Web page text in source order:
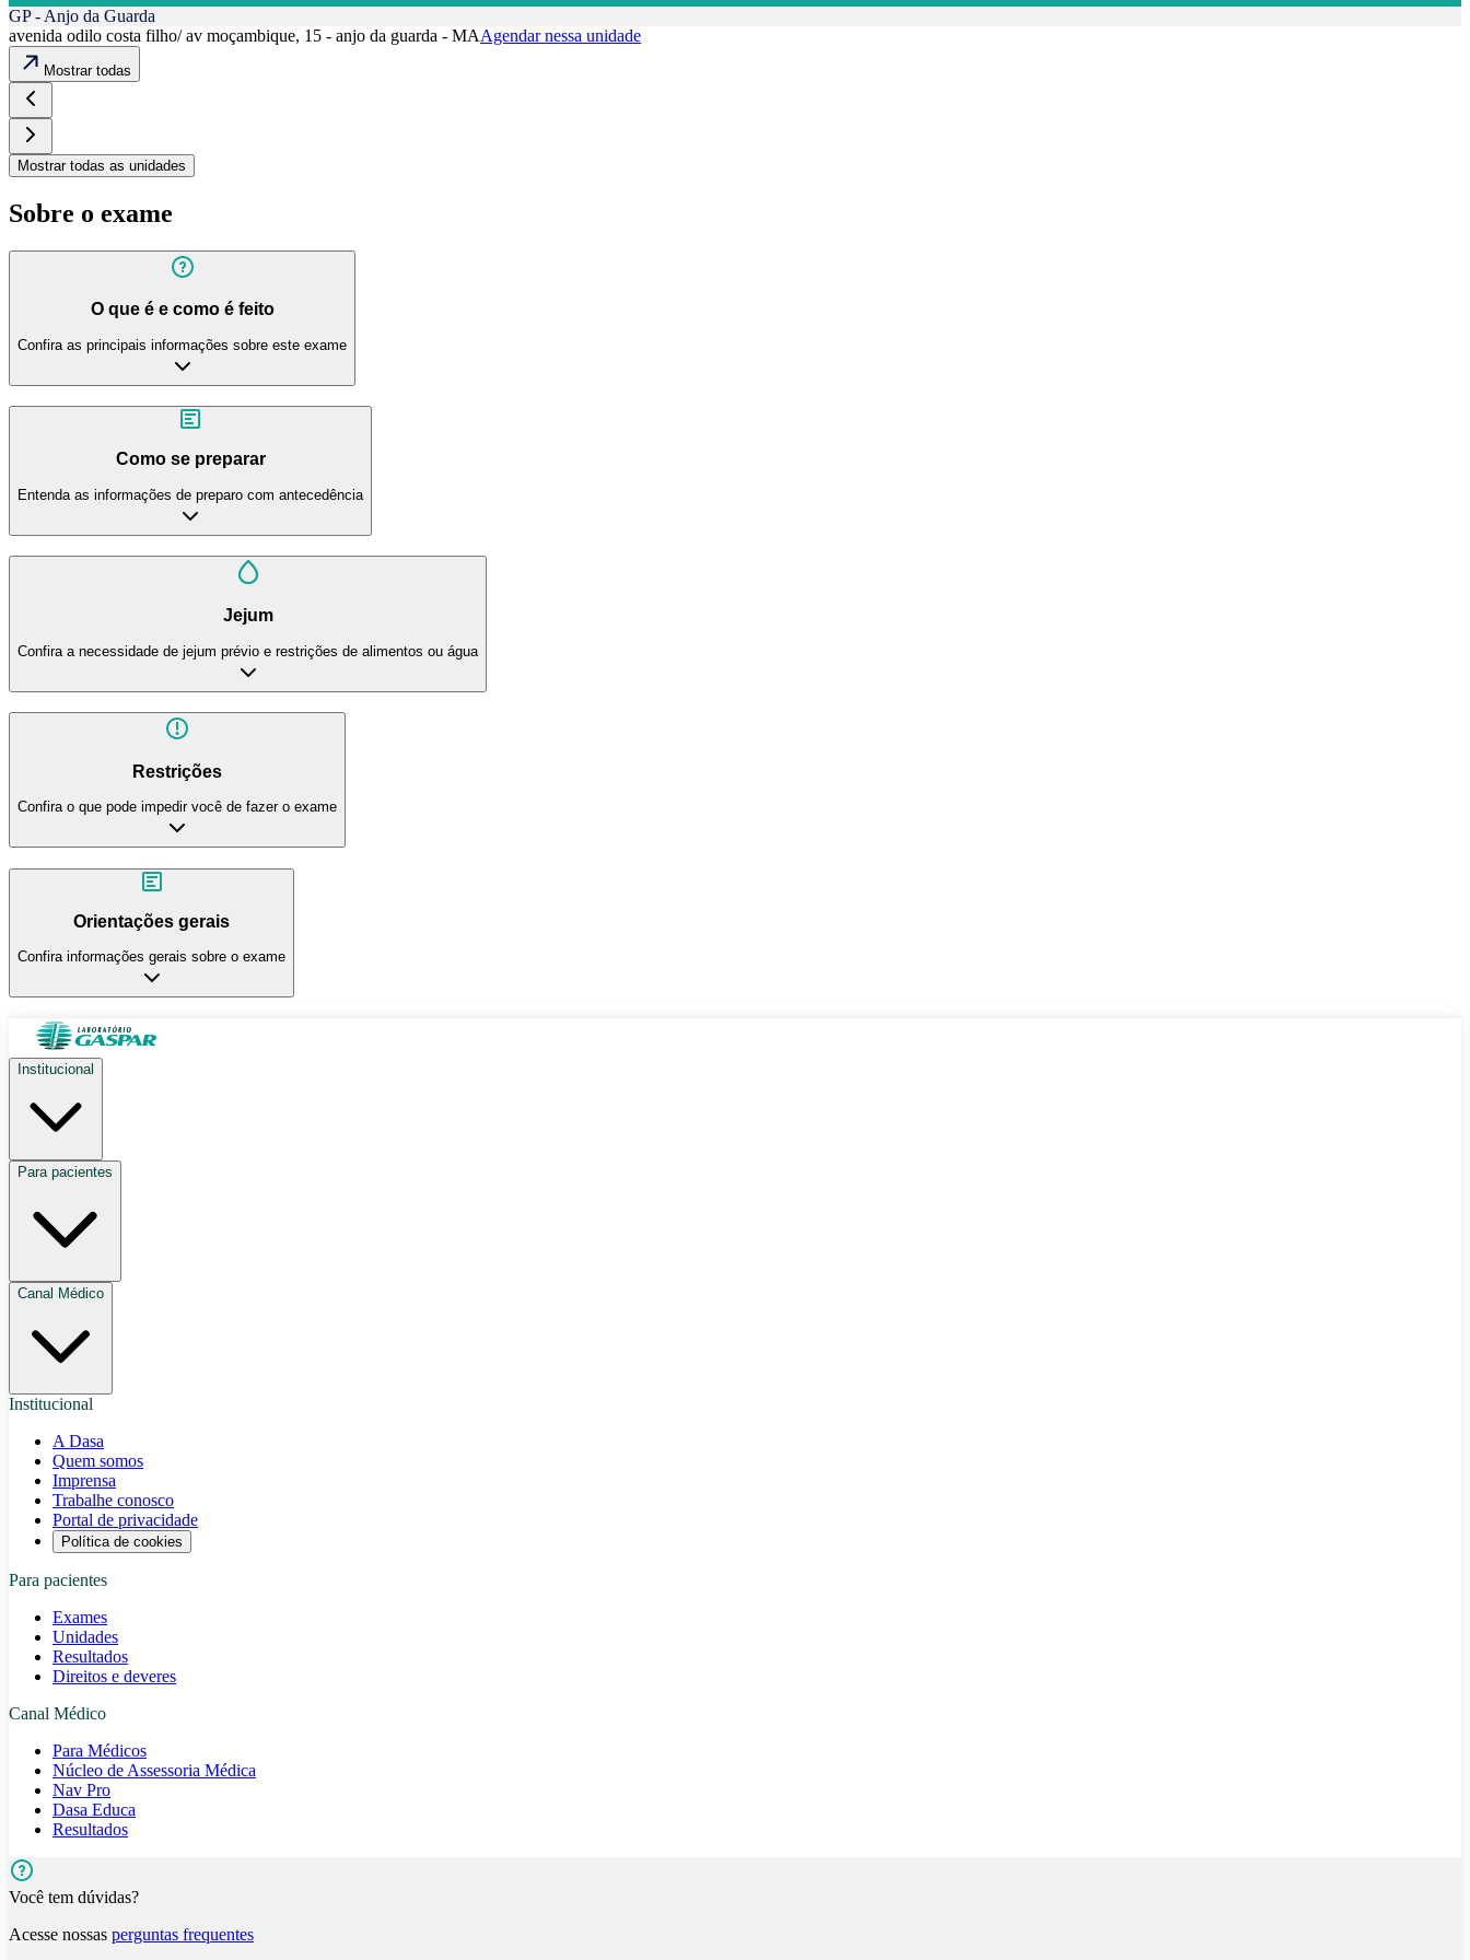
GP - Anjo da Guarda
avenida odilo costa filho/ av moçambique, 15 - anjo da guarda - MAAgendar nessa unidade
Mostrar todas
Mostrar todas as unidades
Sobre o exame
O que é e como é feito
Confira as principais informações sobre este exame
Como se preparar
Entenda as informações de preparo com antecedência
Jejum
Confira a necessidade de jejum prévio e restrições de alimentos ou água
Restrições
Confira o que pode impedir você de fazer o exame
Orientações gerais
Confira informações gerais sobre o exame
Institucional
Para pacientes
Canal Médico
Institucional
A Dasa
Quem somos
Imprensa
Trabalhe conosco
Portal de privacidade
Política de cookies
Para pacientes
Exames
Unidades
Resultados
Direitos e deveres
Canal Médico
Para Médicos
Núcleo de Assessoria Médica
Nav Pro
Dasa Educa
Resultados
Você tem dúvidas?
Acesse nossas perguntas frequentes